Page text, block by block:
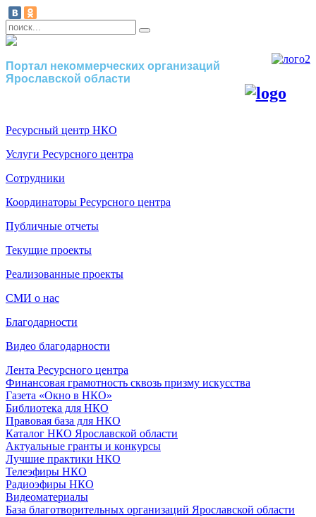
Портал некоммерческих организаций
Ярославской области
Ресурсный центр НКО
Услуги Ресурсного центра
Сотрудники
Координаторы Ресурсного центра
Публичные отчеты
Текущие проекты
Реализованные проекты
СМИ о нас
Благодарности
Видео благодарности
Лента Ресурсного центра
Финансовая грамотность сквозь призму искусства
Газета «Окно в НКО»
Библиотека для НКО
Правовая база для НКО
Каталог НКО Ярославской области
Актуальные гранты и конкурсы
Лучшие практики НКО
Телеэфиры НКО
Радиоэфиры НКО
Видеоматериалы
База благотворительных организаций Ярославской области